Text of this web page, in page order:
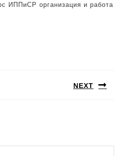
ИППиСР организация и работа
NEXT